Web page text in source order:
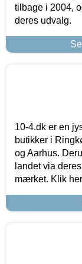
tilbage i 2004,
deres udvalg.
10-4.dk er en
butikker i
og Aarhus.
landet via
mærket. Klik